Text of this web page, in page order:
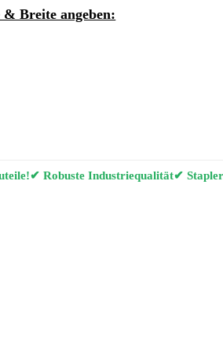
Breite angeben:
✔ Robuste Industriequalität✔